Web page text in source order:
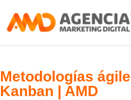
Metodologías
Kanban | AMD